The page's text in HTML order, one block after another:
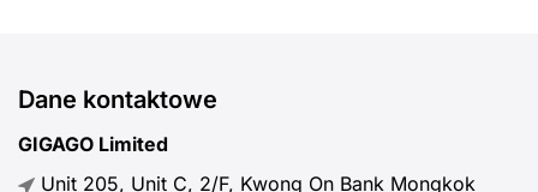
Dane kontaktowe
GIGAGO Limited
Unit 205, Unit C, 2/F, Kwong On Bank Mongkok